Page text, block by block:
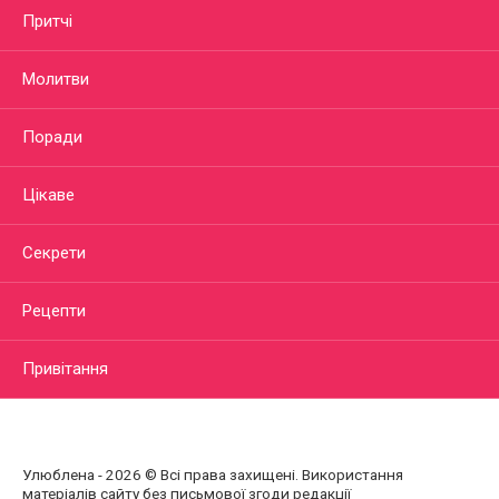
Притчі
Молитви
Поради
Цікаве
Секрети
Рецепти
Привітання
Улюблена - 2026 © Всі права захищені. Використання
матеріалів сайту без письмової згоди редакції